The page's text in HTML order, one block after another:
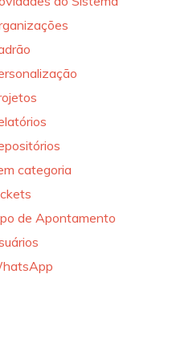
categoria
de Apontamento